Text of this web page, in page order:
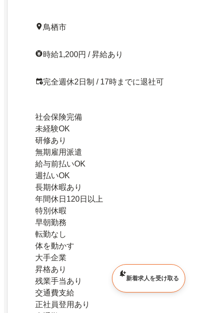
鳥栖市
時給1,200円 / 昇給あり
完全週休2日制 / 17時までに退社可
社会保険完備
未経験OK
研修あり
無期雇用派遣
給与前払いOK
週払いOK
長期休暇あり
年間休日120日以上
特別休暇
早朝勤務
転勤なし
体を動かす
大手企業
昇格あり
残業手当あり
交通費支給
正社員登用あり
新着求人を受け取る